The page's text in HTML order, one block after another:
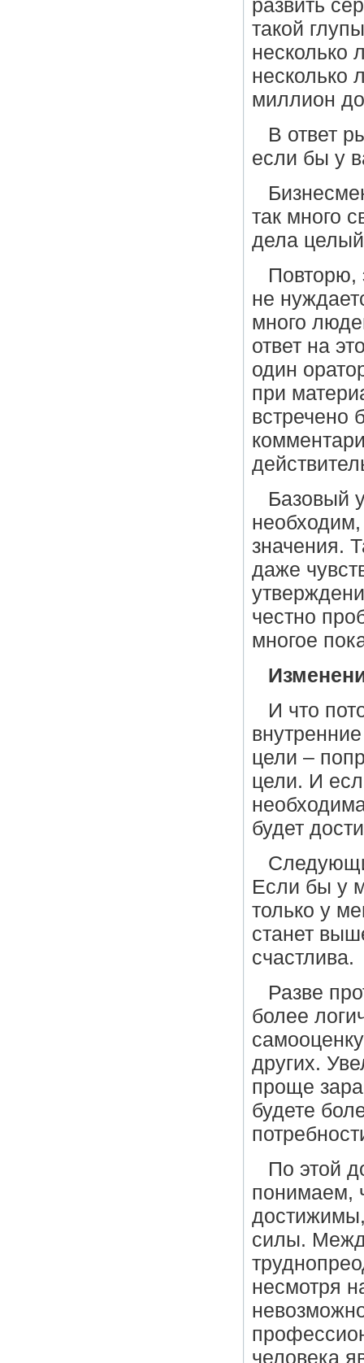
развить
такой
несколько
несколько
миллион
В ответ
если бы у
так много
дела
Повторю,
не
много
ответ на
один
при
встречено
Базовый
значения.
даже
честно
многое
И что
цели –
цели. И
будет
Если бы у
только у
станет
счастлива.
Разве
более
других.
проще
будете
По этой
понимаем,
силы.
несмотря
человека